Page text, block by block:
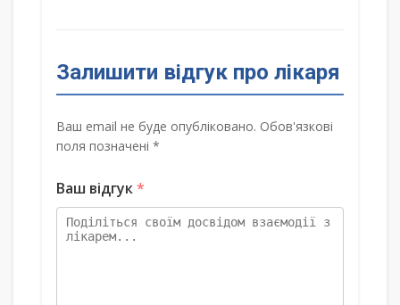
Залишити відгук про лікаря
Ваш email не буде опубліковано. Обов'язкові
поля позначені *
Ваш відгук*